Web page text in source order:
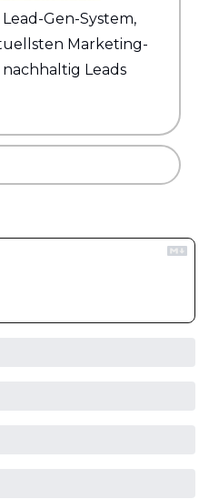
Gen-System,
Marketing-
Leads